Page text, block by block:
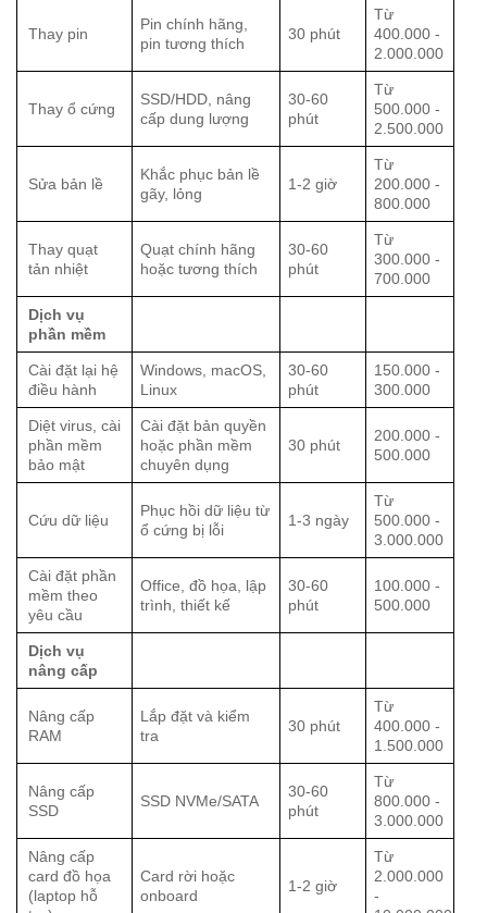
Thay pin
Pin chính hãng,
pin tương thích
30 phút
Từ
400.000 -
2.000.000
Thay ổ cứng
SSD/HDD, nâng
cấp dung lượng
30-60
phút
Từ
500.000 -
2.500.000
Sửa bản lề
Khắc phục bản lề
gãy, lỏng
1-2 giờ
Từ
200.000 -
800.000
Thay quạt
tản nhiệt
Quạt chính hãng
hoặc tương thích
30-60
phút
Từ
300.000 -
700.000
Dịch vụ
phần mềm
Cài đặt lại hệ
điều hành
Windows, macOS,
Linux
30-60
phút
150.000 -
300.000
Diệt virus, cài
phần mềm
bảo mật
Cài đặt bản quyền
hoặc phần mềm
chuyên dụng
30 phút
200.000 -
500.000
Cứu dữ liệu
Phục hồi dữ liệu từ
ổ cứng bị lỗi
1-3 ngày
Từ
500.000 -
3.000.000
Cài đặt phần
mềm theo
yêu cầu
Office, đồ họa, lập
trình, thiết kế
30-60
phút
100.000 -
500.000
Dịch vụ
nâng cấp
Nâng cấp
RAM
Lắp đặt và kiểm
tra
30 phút
Từ
400.000 -
1.500.000
Nâng cấp
SSD
SSD NVMe/SATA
30-60
phút
Từ
800.000 -
3.000.000
Nâng cấp
card đồ họa
(laptop hỗ
Card rời hoặc
onboard
1-2 giờ
Từ
2.000.000
-